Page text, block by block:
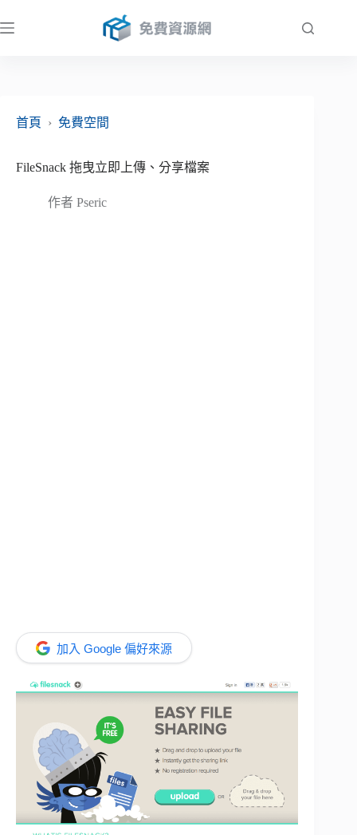
至
首頁
› 免費空間
FileSnack 拖曳立即上傳、分享檔案
作者 Pseric
加入 Google 偏好來源